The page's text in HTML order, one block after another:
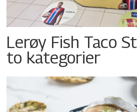
Lerøy Fish Taco
to kategorier